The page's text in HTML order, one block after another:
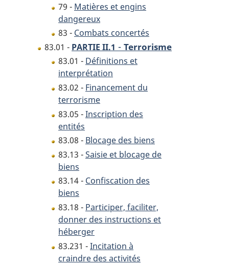
79 - Matières et engins
dangereux
83 - Combats concertés
83.01 - PARTIE II.1 - Terrorisme
83.01 - Définitions et
interprétation
83.02 - Financement du
terrorisme
83.05 -Inscription des
entités
83.08 - Blocage des biens
83.13 -Saisie et blocage de
biens
83.14 - Confiscation des
biens
83.18 - Participer, faciliter,
donner des instructions et
héberger
83.231 -Incitation à
craindre des activités